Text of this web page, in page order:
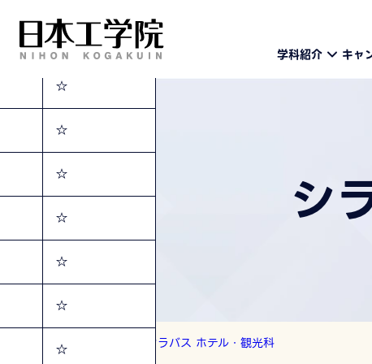
学科紹介 キャ
シ
トップ シラバス ホテル・観光科
☆
☆
☆
☆
☆
☆
☆
☆